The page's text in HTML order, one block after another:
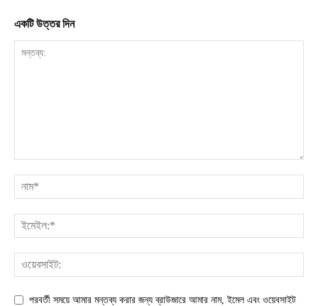
একটি উত্তর দিন
পরবর্তী সময়ে আমার মন্তব্য করার জন্য ব্রাউজারে আমার নাম, ইমেল এবং ওয়েবসাইট